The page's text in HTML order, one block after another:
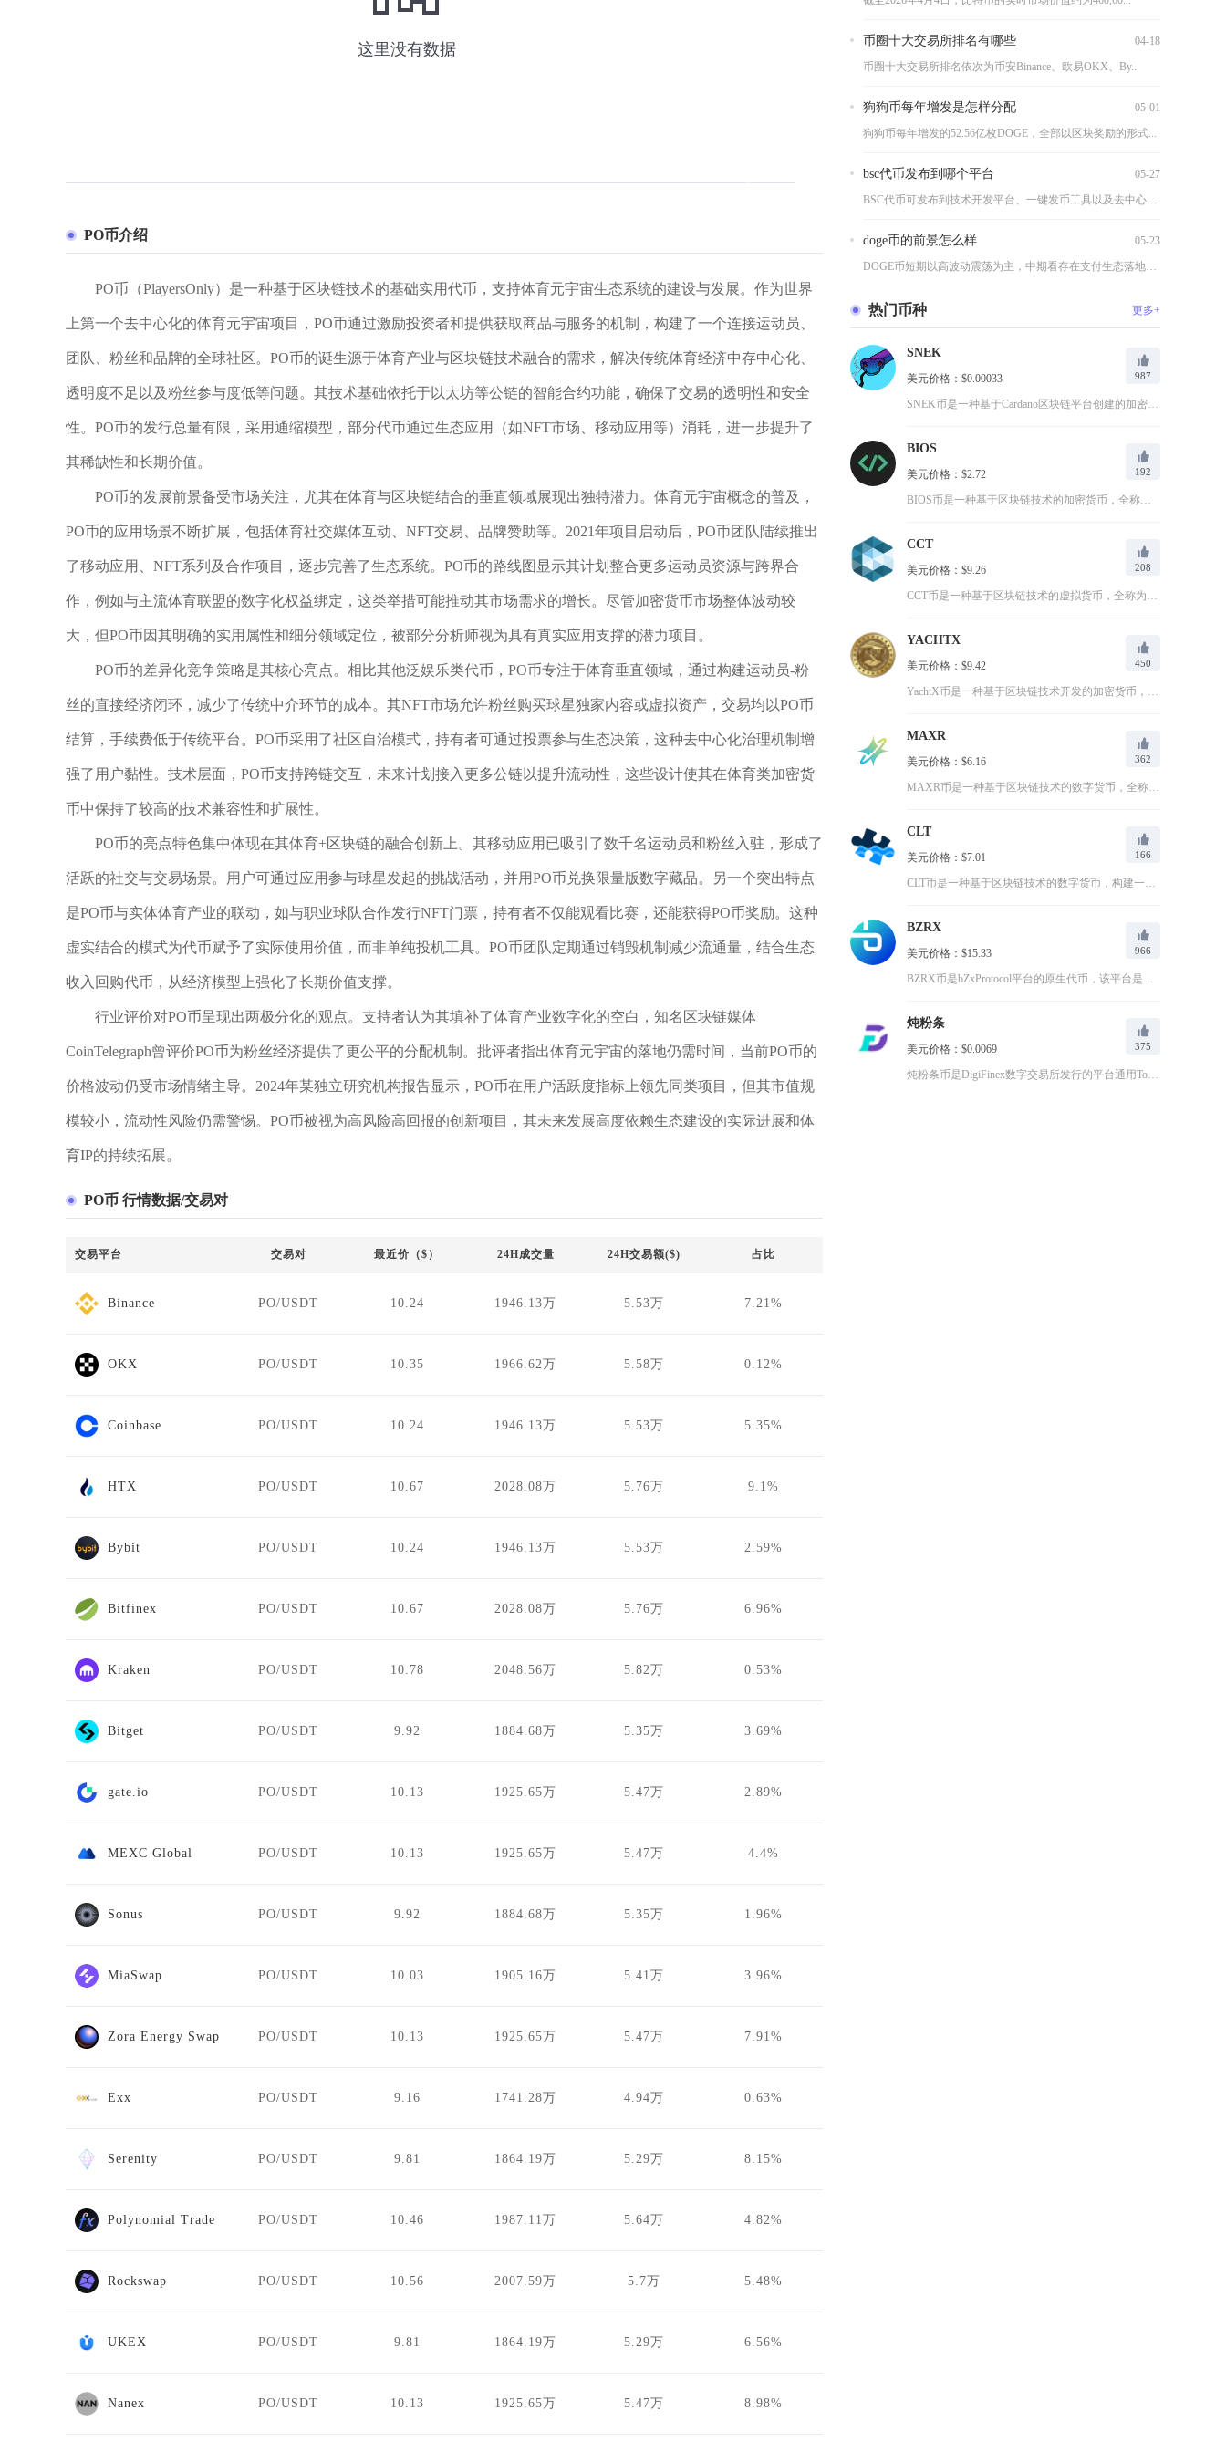
PO币介绍
PO币（PlayersOnly）是一种基于区块链技术的基础实用代币，支持体育元宇宙生态系统的建设与发展。作为世界
上第一个去中心化的体育元宇宙项目，PO币通过激励投资者和提供获取商品与服务的机制，构建了一个连接运动员、
团队、粉丝和品牌的全球社区。PO币的诞生源于体育产业与区块链技术融合的需求，解决传统体育经济中存中心化、
透明度不足以及粉丝参与度低等问题。其技术基础依托于以太坊等公链的智能合约功能，确保了交易的透明性和安全
性。PO币的发行总量有限，采用通缩模型，部分代币通过生态应用（如NFT市场、移动应用等）消耗，进一步提升了
其稀缺性和长期价值。
PO币的发展前景备受市场关注，尤其在体育与区块链结合的垂直领域展现出独特潜力。体育元宇宙概念的普及，
PO币的应用场景不断扩展，包括体育社交媒体互动、NFT交易、品牌赞助等。2021年项目启动后，PO币团队陆续推出
了移动应用、NFT系列及合作项目，逐步完善了生态系统。PO币的路线图显示其计划整合更多运动员资源与跨界合
作，例如与主流体育联盟的数字化权益绑定，这类举措可能推动其市场需求的增长。尽管加密货币市场整体波动较
大，但PO币因其明确的实用属性和细分领域定位，被部分分析师视为具有真实应用支撑的潜力项目。
PO币的差异化竞争策略是其核心亮点。相比其他泛娱乐类代币，PO币专注于体育垂直领域，通过构建运动员-粉
丝的直接经济闭环，减少了传统中介环节的成本。其NFT市场允许粉丝购买球星独家内容或虚拟资产，交易均以PO币
结算，手续费低于传统平台。PO币采用了社区自治模式，持有者可通过投票参与生态决策，这种去中心化治理机制增
强了用户黏性。技术层面，PO币支持跨链交互，未来计划接入更多公链以提升流动性，这些设计使其在体育类加密货
币中保持了较高的技术兼容性和扩展性。
PO币的亮点特色集中体现在其体育+区块链的融合创新上。其移动应用已吸引了数千名运动员和粉丝入驻，形成了
活跃的社交与交易场景。用户可通过应用参与球星发起的挑战活动，并用PO币兑换限量版数字藏品。另一个突出特点
是PO币与实体体育产业的联动，如与职业球队合作发行NFT门票，持有者不仅能观看比赛，还能获得PO币奖励。这种
虚实结合的模式为代币赋予了实际使用价值，而非单纯投机工具。PO币团队定期通过销毁机制减少流通量，结合生态
收入回购代币，从经济模型上强化了长期价值支撑。
行业评价对PO币呈现出两极分化的观点。支持者认为其填补了体育产业数字化的空白，知名区块链媒体
CoinTelegraph曾评价PO币为粉丝经济提供了更公平的分配机制。批评者指出体育元宇宙的落地仍需时间，当前PO币的
价格波动仍受市场情绪主导。2024年某独立研究机构报告显示，PO币在用户活跃度指标上领先同类项目，但其市值规
模较小，流动性风险仍需警惕。PO币被视为高风险高回报的创新项目，其未来发展高度依赖生态建设的实际进展和体
育IP的持续拓展。
PO币 行情数据/交易对
交易平台 交易对 最近价（$） 24H成交量 24H交易额($) 占比
Binance PO/USDT 10.24 1946.13万 5.53万 7.21%
OKX PO/USDT 10.35 1966.62万 5.58万 0.12%
Coinbase PO/USDT 10.24 1946.13万 5.53万 5.35%
HTX PO/USDT 10.67 2028.08万 5.76万 9.1%
Bybit PO/USDT 10.24 1946.13万 5.53万 2.59%
Bitfinex PO/USDT 10.67 2028.08万 5.76万 6.96%
Kraken PO/USDT 10.78 2048.56万 5.82万 0.53%
Bitget PO/USDT 9.92 1884.68万 5.35万 3.69%
gate.io PO/USDT 10.13 1925.65万 5.47万 2.89%
MEXC Global PO/USDT 10.13 1925.65万 5.47万 4.4%
Sonus PO/USDT 9.92 1884.68万 5.35万 1.96%
MiaSwap PO/USDT 10.03 1905.16万 5.41万 3.96%
Zora Energy Swap PO/USDT 10.13 1925.65万 5.47万 7.91%
Exx PO/USDT 9.16 1741.28万 4.94万 0.63%
Serenity PO/USDT 9.81 1864.19万 5.29万 8.15%
Polynomial Trade PO/USDT 10.46 1987.11万 5.64万 4.82%
Rockswap PO/USDT 10.56 2007.59万 5.7万 5.48%
UKEX PO/USDT 9.81 1864.19万 5.29万 6.56%
Nanex PO/USDT 10.13 1925.65万 5.47万 8.98%
币圈十大交易所排名有哪些 04-18
币圈十大交易所排名依次为币安Binance、欧易OKX、By...
狗狗币每年增发是怎样分配 05-01
狗狗币每年增发的52.56亿枚DOGE，全部以区块奖励的形式...
bsc代币发布到哪个平台 05-27
BSC代币可发布到技术开发平台、一键发币工具以及去中心化交易...
doge币的前景怎么样 05-23
DOGE币短期以高波动震荡为主，中期看存在支付生态落地驱动的...
热门币种 更多+
SNEK
美元价格：$0.00033 987
SNEK币是一种基于Cardano区块链平台创建的加密货币，...
BIOS
美元价格：$2.72 192
BIOS币是一种基于区块链技术的加密货币，全称为0xNode...
CCT
美元价格：$9.26 208
CCT币是一种基于区块链技术的虚拟货币，全称为CryptoC...
YACHTX
美元价格：$9.42 450
YachtX币是一种基于区块链技术开发的加密货币，专注于构建...
MAXR
美元价格：$6.16 362
MAXR币是一种基于区块链技术的数字货币，全称为Maximi...
CLT
美元价格：$7.01 166
CLT币是一种基于区块链技术的数字货币，构建一个去中心化的内...
BZRX
美元价格：$15.33 966
BZRX币是bZxProtocol平台的原生代币，该平台是一...
炖粉条
美元价格：$0.0069 375
炖粉条币是DigiFinex数字交易所发行的平台通用Toke...